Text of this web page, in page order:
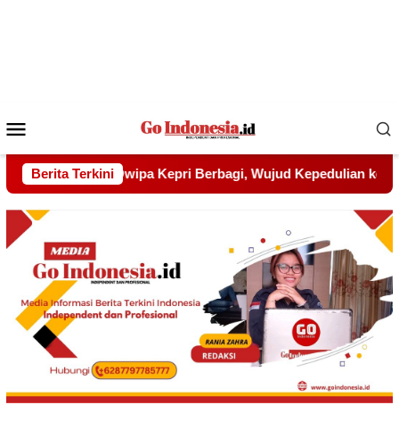
Mobile
Berita Terkini
Kepedulian kepada Pondok Tahfidz Yatim dan Dhuafa Al-